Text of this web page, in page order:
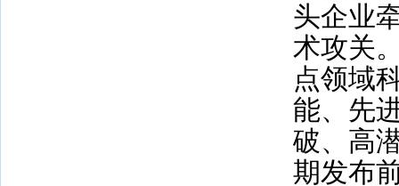
头企业
术攻关
点领域
能、先
破、高
期发布